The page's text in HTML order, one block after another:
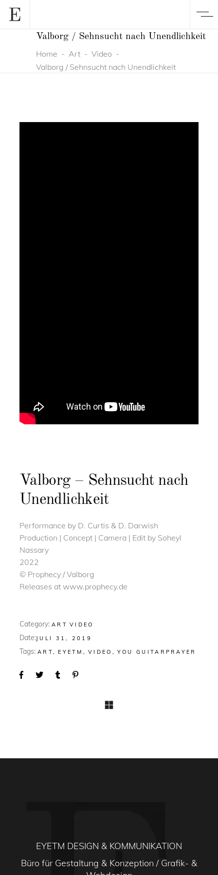
Valborg / Sehnsucht nach Unendlichkeit
Home - Art - Video -
Valborg / Sehnsucht nach Unendlichkeit
Valborg – Sehnsucht nach
Unendlichkeit
Performance by D. Curtis & D. Darwish
Production | Concept | Camera | Edit by Soheyl
Nassary
2022
© Prophecy / Valborg
Releases at www.prophecy.de
Category: ART VIDEO
Date:JULI 31, 2019
Tags: ART EYETM VIDEO YOU GUITARPRAYER
EYETM DESIGN & KOMMUNIKATION
Büro für Gestaltung & Konzeption / Grafik- &